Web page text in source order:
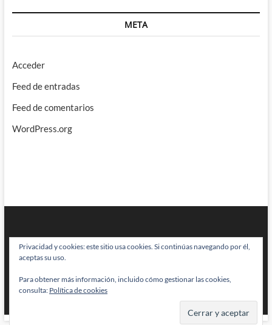
META
Acceder
Feed de entradas
Feed de comentarios
WordPress.org
BRAINSTOMPING| Diseñado por:Theme Freesia|WordPress| © Todos
los derechos reservados
Privacidad y cookies: este sitio usa cookies. Si continúas navegando por él,
aceptas su uso.
Para obtener más información, incluido cómo gestionar las cookies,
consulta: Política de cookies